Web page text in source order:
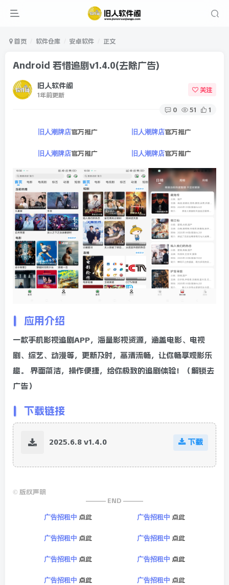
首页 软件仓库 安卓软件 正文
Android 若惜追剧v1.4.0(去除广告)
旧人软件阁
1年前更新
关注
0 51 1
旧人潮牌店官方推广 旧人潮牌店官方推广
旧人潮牌店官方推广 旧人潮牌店官方推广
应用介绍
一款手机影视追剧APP，海量影视资源，涵盖电影、电视
剧、综艺、动漫等，更新及时，高清流畅，让你畅享观影乐
趣。 界面简洁，操作便捷，给你极致的追剧体验！（解锁去
广告）
下载链接
2025.6.8 v1.4.0 下载
© 版权声明
——— END ———
广告招租中 点此 广告招租中 点此
广告招租中 点此 广告招租中 点此
广告招租中 点此 广告招租中 点此
广告招租中 点此 广告招租中 点此